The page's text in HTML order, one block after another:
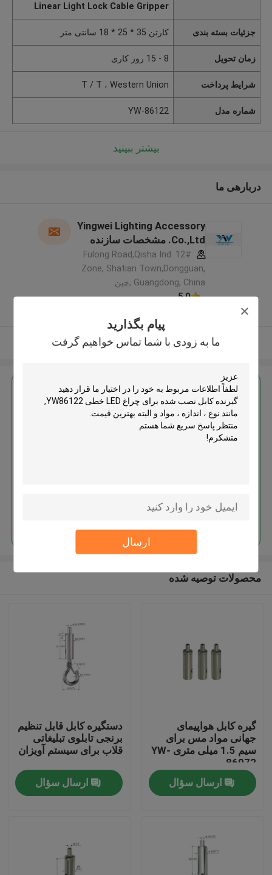
پیام بگذارید
ما به زودی با شما تماس خواهیم گرفت
ارسال
صفحه اصلی
محصولات
Linear Light Lock Cable Gripper
جزئیات بسته بندی کارتن 35 * 25 * 18 سانتی متر
زمان تحویل 8 - 15 روز کاری
شرایط پرداخت T / T ، Western Union
شماره مدل YW-86122
بیشتر ببینید
دربارهی ما
Yingwei Lighting Accessory
Co.,Ltd. مشخصات سازنده
12# Fulong Road,Qisha Ind.
Zone, Shatian Town,Dongguan,
Guangdong, China ,چین
5.0
بیشتر ببینید
بهترين قيمت رو براي
گیرنده کابل نصب شده برای چراغ
محصولات توصیه شده
گیره کابل هواپیمای
جهانی مواد مس برای
سیم 1.5 میلی متری YW-
86072
ارسال سؤال
دستگیره کابل قابل تنظیم
برنجی تابلوی تبلیغاتی
قلاب برای سیستم آویزان
ارسال سؤال